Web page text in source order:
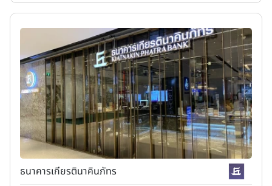
ธนาคารเกียรตินาคินภัทร